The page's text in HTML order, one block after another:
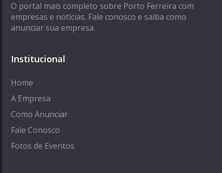
O portal mais completo sobre Porto Ferreira com
empresas e notícias. Fale conosco e saiba como
anunciar sua empresa.
Institucional
Home
A Empresa
Como Anunciar
Fale Conosco
Fotos de Eventos